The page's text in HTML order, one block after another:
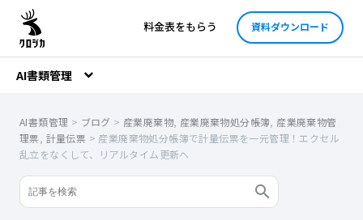
料金表をもらう 資料ダウンロード
AI書類管理
AI書類管理 > ブログ > 産業廃棄物, 産業廃棄物処分帳簿, 産業廃棄物管
理票, 計量伝票 > 産業廃棄物処分帳簿で計量伝票を一元管理！エクセル
乱立をなくして、リアルタイム更新へ